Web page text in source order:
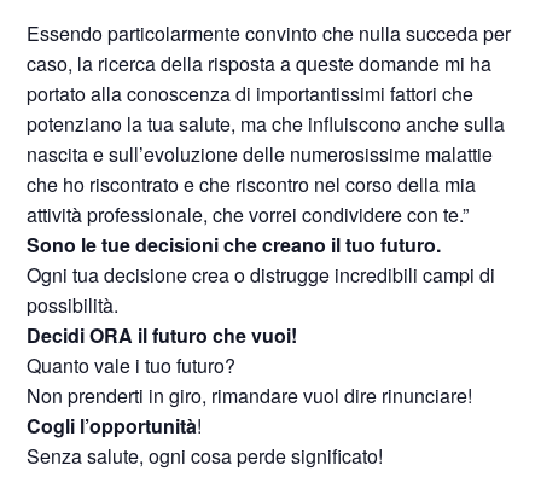
Essendo particolarmente convinto che nulla succeda per
caso, la ricerca della risposta a queste domande mi ha
portato alla conoscenza di importantissimi fattori che
potenziano la tua salute, ma che influiscono anche sulla
nascita e sull’evoluzione delle numerosissime malattie
che ho riscontrato e che riscontro nel corso della mia
attività professionale, che vorrei condividere con te.”
Sono le tue decisioni che creano il tuo futuro.
Ogni tua decisione crea o distrugge incredibili campi di
possibilità.
Decidi ORA il futuro che vuoi!
Quanto vale i tuo futuro?
Non prenderti in giro, rimandare vuol dire rinunciare!
Cogli l’opportunità!
Senza salute, ogni cosa perde significato!